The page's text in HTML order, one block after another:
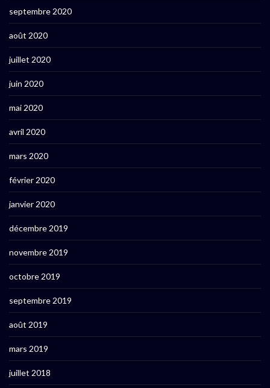
septembre 2020
août 2020
juillet 2020
juin 2020
mai 2020
avril 2020
mars 2020
février 2020
janvier 2020
décembre 2019
novembre 2019
octobre 2019
septembre 2019
août 2019
mars 2019
juillet 2018